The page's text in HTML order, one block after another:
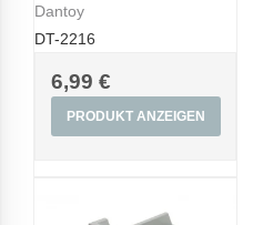
Dantoy
DT-2216
6,99 €
PRODUKT ANZEIGEN